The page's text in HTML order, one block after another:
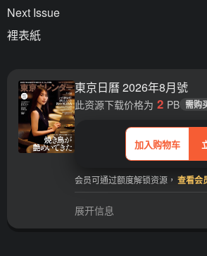
Next Issue
裡表紙
東京日曆 2026年8月號
加入购物车
此资源下载价格为 2 PB 需购
会员可通过额度解锁资源， 查看会
展开信息